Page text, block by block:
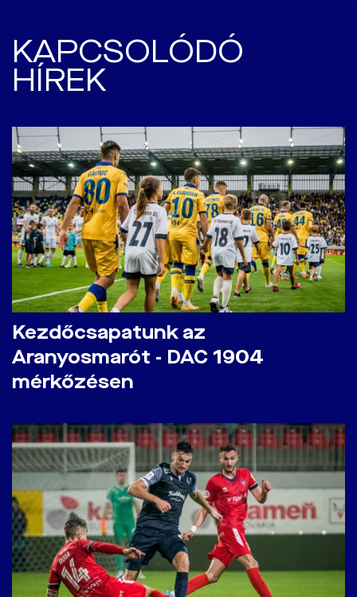
KAPCSOLÓDÓ
HÍREK
Kezdőcsapatunk az
Aranyosmarót - DAC 1904
mérkőzésen